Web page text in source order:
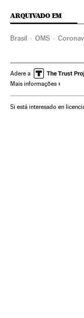
ARQUIVADO EM
Brasil OMS
Ministério Saúde
Adere a
Mais informações
Si está interesado en